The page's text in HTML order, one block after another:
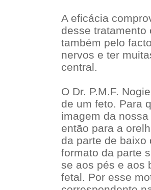
A eficácia
desse tratamento
também pelo
nervos e ter
central.
O Dr. P.M.F.
de um feto. Para
imagem da
então para a
da parte de baixo
formato da parte
se aos pés e aos
fetal. Por esse